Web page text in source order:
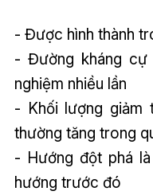
- Được hình thành
- Đường kháng
nghiệm nhiều lần
- Khối lượng giảm
thường tăng trong
- Hướng đột phá
hướng trước đó